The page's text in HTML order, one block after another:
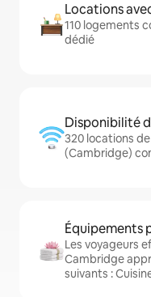
Locations
110 logements
dédié
Disponibilité
320 locations
(Cambridge)
Équipements
Les voyageurs
Cambridge
suivants :